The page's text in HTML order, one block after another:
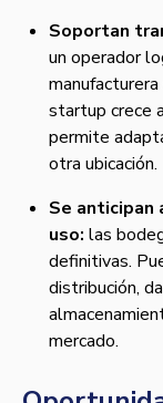
Soportan
un operador
startup crece
permite
otra ubicación.
Se anticipan
uso: las
definitivas.
distribución,
mercado.